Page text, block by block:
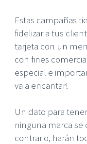
Estas campañas
fidelizar a tus
tarjeta con un
con fines
especial e
va a encantar!
Un dato para
ninguna marca
contrario, harán